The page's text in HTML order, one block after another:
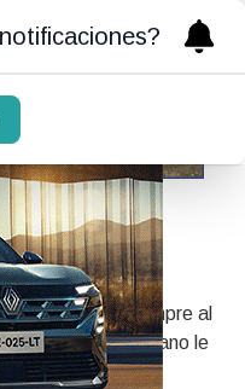
mantenerse siempre al
Diario El Cordillerano le